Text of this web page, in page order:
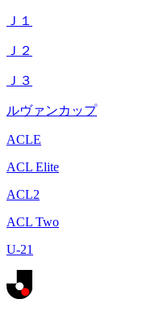
Ｊ１
Ｊ２
Ｊ３
ルヴァンカップ
ACLE
ACL Elite
ACL2
ACL Two
U-21